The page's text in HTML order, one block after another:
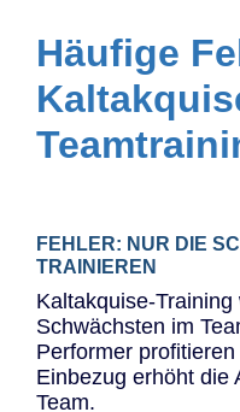
Häufige
FEHLER: NUR DIE
TRAINIEREN
Kaltakquise-
Schwächsten im
Performer
Einbezug erhöht die
Team.